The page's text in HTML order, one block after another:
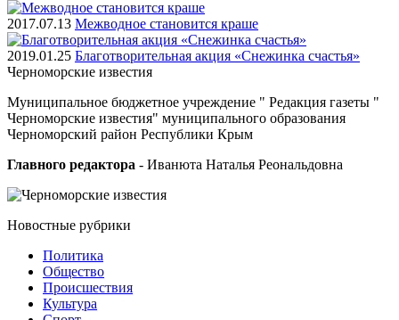
2017.07.13 Межводное становится краше
2019.01.25 Благотворительная акция «Снежинка счастья»
Черноморские известия
Муниципальное бюджетное учреждение " Редакция газеты "
Черноморские известия" муниципального образования
Черноморский район Республики Крым
Главного редактора - Иванюта Наталья Реональдовна
Новостные рубрики
Политика
Общество
Проиcшествия
Культура